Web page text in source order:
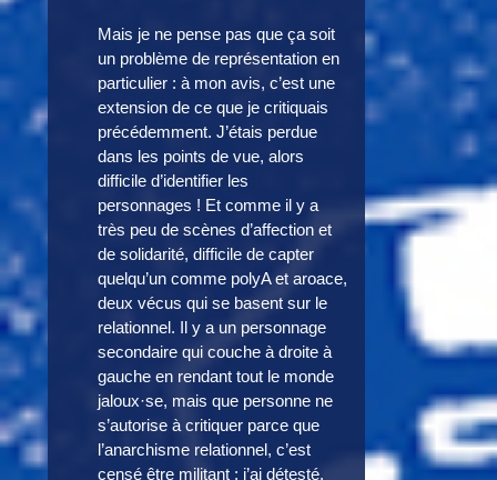
Mais je ne pense pas que ça soit
un problème de représentation en
particulier : à mon avis, c’est une
extension de ce que je critiquais
précédemment. J’étais perdue
dans les points de vue, alors
difficile d’identifier les
personnages ! Et comme il y a
très peu de scènes d’affection et
de solidarité, difficile de capter
quelqu’un comme polyA et aroace,
deux vécus qui se basent sur le
relationnel. Il y a un personnage
secondaire qui couche à droite à
gauche en rendant tout le monde
jaloux·se, mais que personne ne
s’autorise à critiquer parce que
l’anarchisme relationnel, c’est
censé être militant : j’ai détesté.